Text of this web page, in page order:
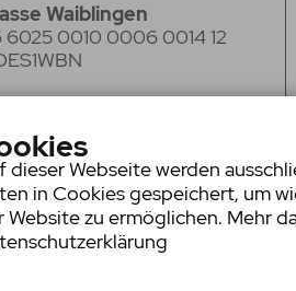
Waiblingen
6025 0010 0006 0014 12
eG
6009 0100 0062 2920 05
dieser Webseite werden
in Cookies gespeichert, um
Website zu ermöglichen. Mehr